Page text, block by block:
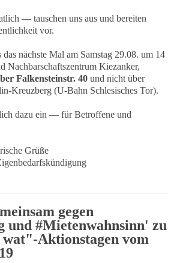
— tauschen uns aus und bereiten
vor.
nächste Mal am Samstag 29.08. um 14
Nachbarschaftszentrum Kiezanker,
Falkensteinstr. 40 und nicht über
Kreuzberg (U-Bahn Schlesisches Tor).
dazu ein — für Betroffene und
Grüße
gegen
und #Mietenwahnsinn' zu
wat"-Aktionstagen vom